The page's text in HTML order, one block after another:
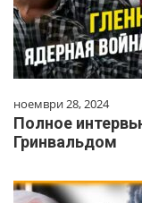
ноември 28, 2024
Полное
Гринвальдом